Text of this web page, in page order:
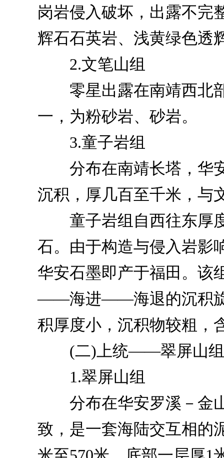
岗岩侵入破坏，出露不完
辉石石英岩、浅黄绿色透
2.文笔山组
零星出露在南靖西北部
一，为粉砂岩、砂岩。
3.童子岩组
分布在南靖长塔，华安
沉积，厚几百至千米，与
童子岩组自西往东厚度
石。由于构造与侵入岩影
华安石墨即产于福田。该
——海进——海退的沉积旋
积厚度小，沉积物较粗，
(二)上统——翠屏山组
1.翠屏山组
分布在华安罗溪－金山
致，是一套海陆交互相的